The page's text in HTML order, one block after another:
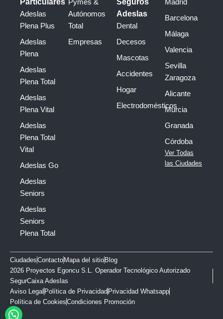
Particulares
Adeslas
Plena Plus
Adeslas
Plena
Adeslas
Plena Total
Adeslas
Plena Vital
Adeslas
Plena Total
Vital
Adeslas Go
Adeslas
Seniors
Adeslas
Seniors
Plena Total
Pymes &
Autónomos
Total
Empresas
Seguros
Adeslas
Dental
Decesos
Mascotas
Accidentes
Hogar
Electrodomésticos
Madrid
Barcelona
Málaga
Valencia
Sevilla
Zaragoza
Alicante
Murcia
Granada
Córdoba
Ver Todas
las Ciudades
CiudadesContacto Mapa del sitio Blog
2026 Proyectos Egoncu S.L. Operador Tecnológico Autorizado
SegurCaixa Adeslas
Aviso Legal Política de Privacidad Privacidad Whatsapp
Política de CookiesCondiciones Promoción